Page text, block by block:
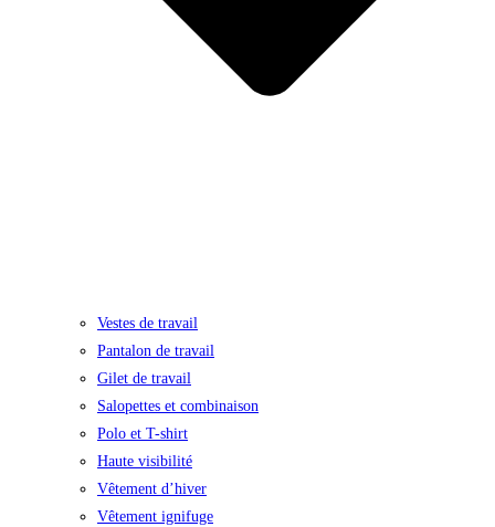
Vestes de travail
Pantalon de travail
Gilet de travail
Salopettes et combinaison
Polo et T-shirt
Haute visibilité
Vêtement d’hiver
Vêtement ignifuge